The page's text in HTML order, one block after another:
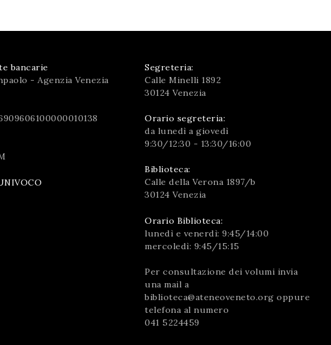
bancarie
- Agenzia Venezia
Segreteria:
Calle Minelli 1892
30124 Venezia
Orario segreteria:
da lunedì a giovedì
9:30/12:30 - 13:30/16:00
Biblioteca:
Calle della Verona 1897/b
30124 Venezia
Orario Biblioteca:
lunedì e venerdì: 9:45/14:00
mercoledì: 9:45/15:15
Per consultazione dei volumi invia
una mail a
biblioteca@ateneoveneto.org oppure
telefona al numero
041 5224459